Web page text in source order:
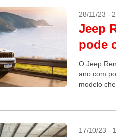
28/11/23 -
Jeep
pode
O Jeep
ano com
modelo
17/10/23 -